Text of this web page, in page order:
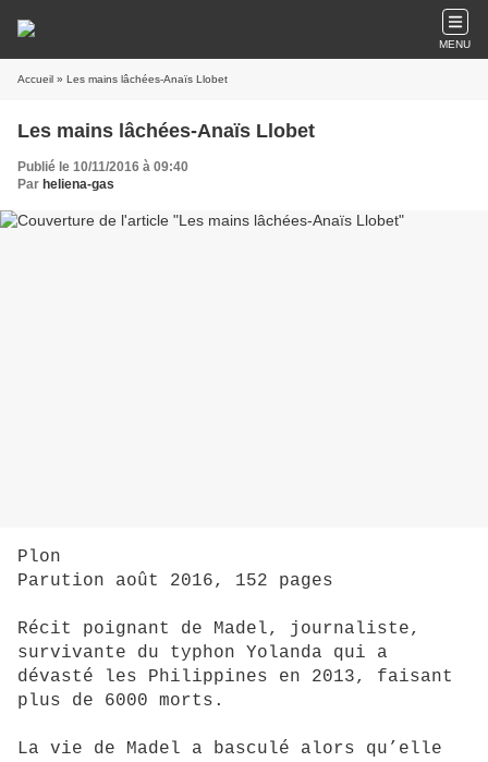
MENU
Accueil » Les mains lâchées-Anaïs Llobet
Les mains lâchées-Anaïs Llobet
Publié le 10/11/2016 à 09:40
Par heliena-gas
Plon
Parution août 2016, 152 pages
Récit poignant de Madel, journaliste,
survivante du typhon Yolanda qui a
dévasté les Philippines en 2013, faisant
plus de 6000 morts.
La vie de Madel a basculé alors qu’elle